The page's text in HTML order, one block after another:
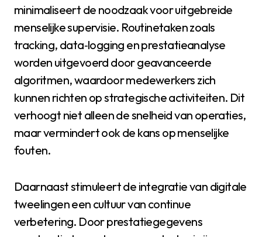
minimaliseert de noodzaak voor uitgebreide
menselijke supervisie. Routinetaken zoals
tracking, data‑logging en prestatieanalyse
worden uitgevoerd door geavanceerde
algoritmen, waardoor medewerkers zich
kunnen richten op strategische activiteiten. Dit
verhoogt niet alleen de snelheid van operaties,
maar vermindert ook de kans op menselijke
fouten.
Daarnaast stimuleert de integratie van digitale
tweelingen een cultuur van continue
verbetering. Door prestatiegegevens